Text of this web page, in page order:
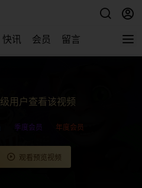
快讯 会员 留言
用户查看该视频
季度会员 年度会员
观看预览视频